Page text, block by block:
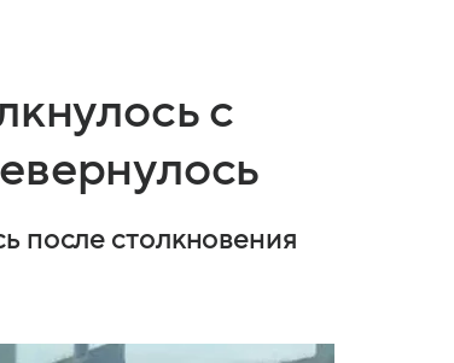
с
после столкновения